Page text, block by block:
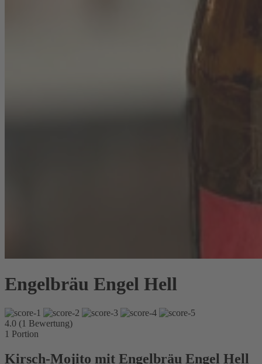
Engelbräu Engel Hell
4.0 (1 Bewertung)
1 Portion
Kirsch-Mojito mit Engelbräu Engel Hell